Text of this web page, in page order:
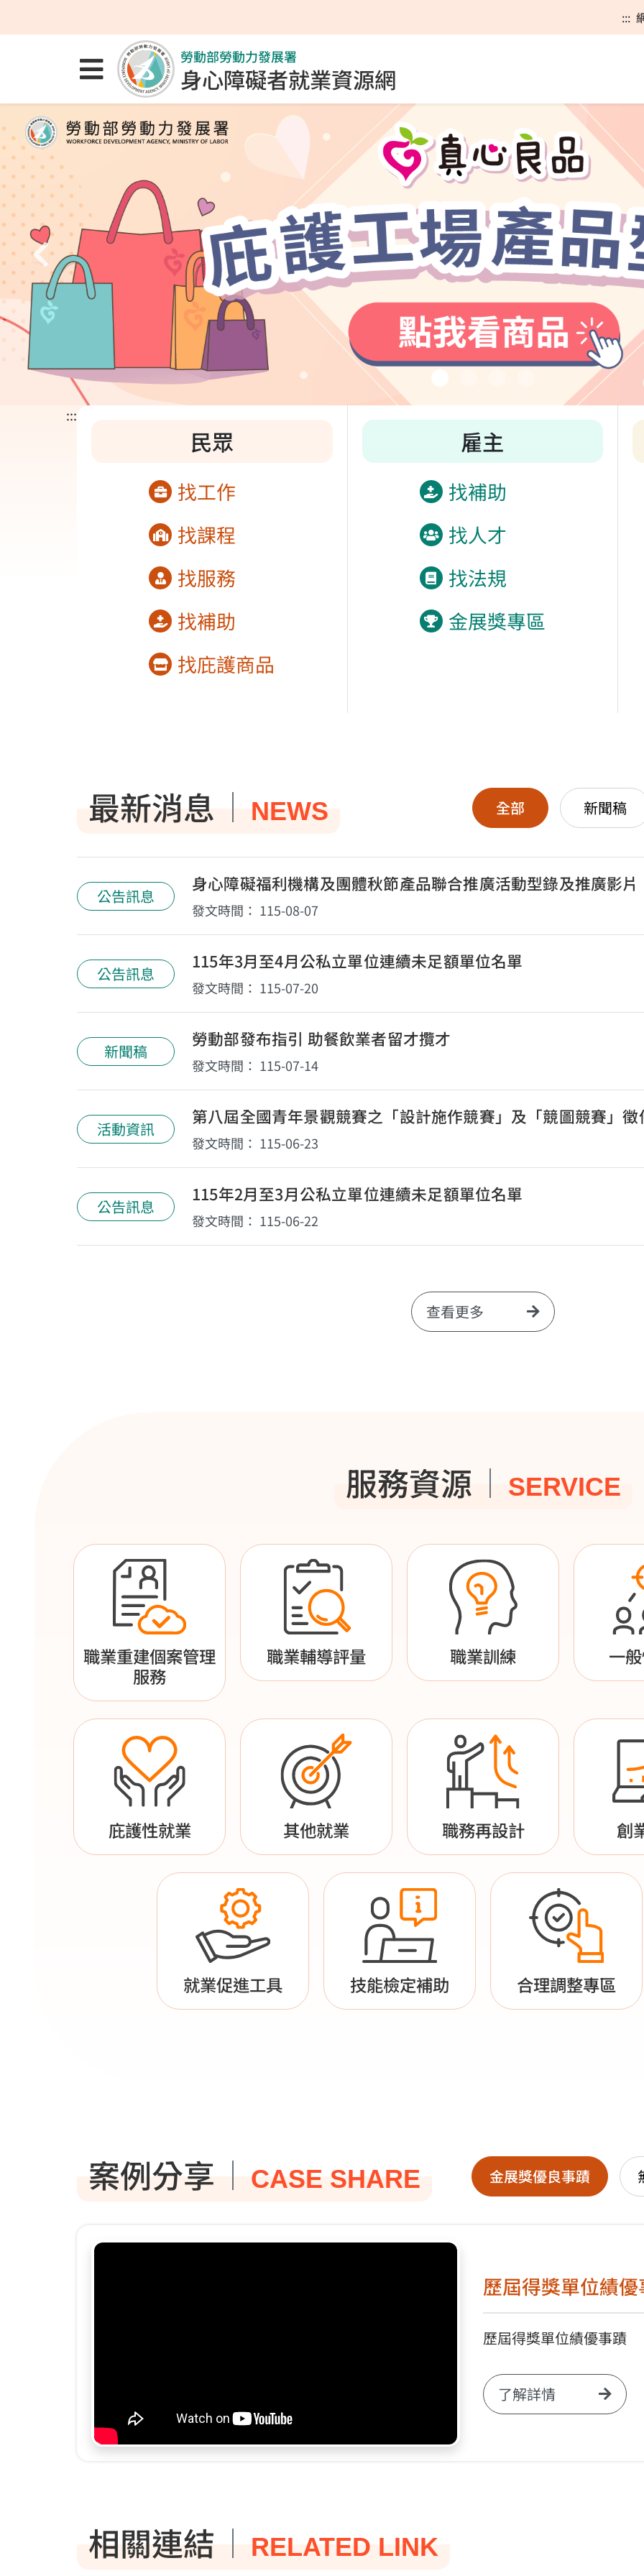
:::
點選開啟選單
勞動部勞動力發展署
身心障礙者就業資源網
上一張投影片
:::
民眾
找工作
找課程
找服務
找補助
找庇護商品
雇主
找補助
找人才
找法規
金展獎專區
最新消息 NEWS 全部 新聞稿
公告訊息
身心障礙福利機構及團體秋節產品聯合推廣活動型錄及推廣影片
發文時間： 115-08-07
公告訊息
115年3月至4月公私立單位連續未足額單位名單
發文時間： 115-07-20
新聞稿
勞動部發布指引 助餐飲業者留才攬才
發文時間： 115-07-14
活動資訊
第八屆全國青年景觀競賽之「設計施作競賽」及「競圖競賽」徵
發文時間： 115-06-23
公告訊息
115年2月至3月公私立單位連續未足額單位名單
發文時間： 115-06-22
查看更多
服務資源 SERVICE
職業重建個案管理
服務
職業輔導評量 職業訓練 一
庇護性就業 其他就業 職務再設計 創
就業促進工具 技能檢定補助 合理調整專區
案例分享 CASE SHARE 金展獎優良事蹟
歷屆得獎單位績
歷屆得獎單位績優事蹟
了解詳情
相關連結 RELATED LINK